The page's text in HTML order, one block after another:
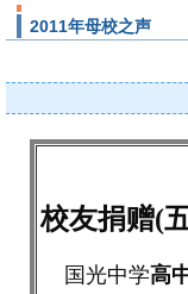
2011年母校之声
校友捐赠(
国光中学高